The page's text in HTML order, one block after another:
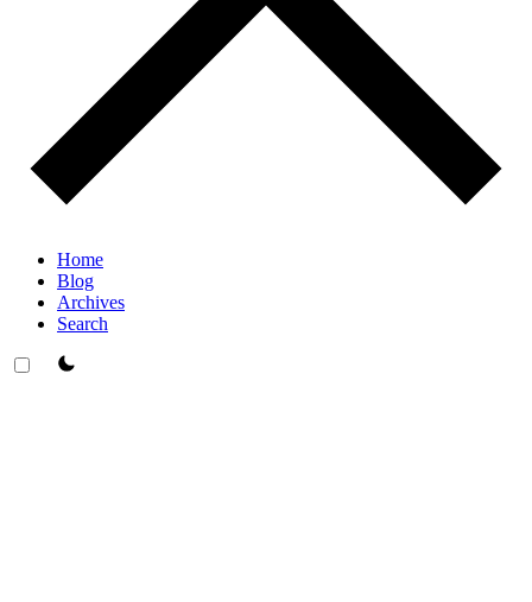
Home
Blog
Archives
Search
theme switcher